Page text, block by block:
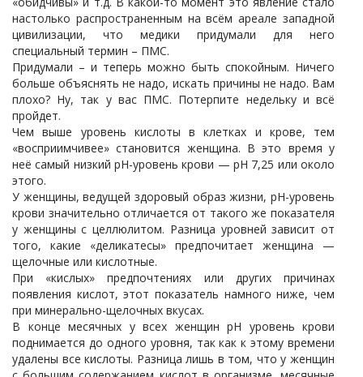
настолько распространенным на всём ареале западной
цивилизации, что медики придумали для него
специальный термин – ПМС.
Придумали – и теперь можно быть спокойным. Ничего
больше объяснять не надо, искать причины не надо. Вам
плохо? Ну, так у вас ПМС. Потерпите недельку и всё
пройдет.
Чем выше уровень кислоты в клетках и крове, тем
«восприимчивее» становится женщина. В это время у
неё самый низкий рН-уровень крови — рН 7,25 или около
этого.
У женщины, ведущей здоровый образ жизни, рН-уровень
крови значительно отличается от такого же показателя
у женщины с целлюлитом. Разница уровней зависит от
того, какие «деликатесы» предпочитает женщина —
щелочные или кислотные.
При «кислых» предпочтениях или других причинах
появления кислот, этот показатель намного ниже, чем
при минерально-щелочных вкусах.
В конце месячных у всех женщин рН уровень крови
поднимается до одного уровня, так как к этому времени
удалены все кислоты. Разница лишь в том, что у женщин